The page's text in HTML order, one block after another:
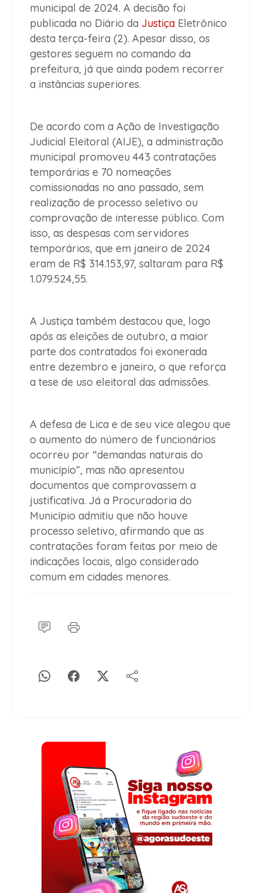
municipal de 2024. A decisão foi
publicada no Diário da Justiça Eletrônico
desta terça-feira (2). Apesar disso, os
gestores seguem no comando da
prefeitura, já que ainda podem recorrer
a instâncias superiores.
De acordo com a Ação de Investigação
Judicial Eleitoral (AIJE), a administração
municipal promoveu 443 contratações
temporárias e 70 nomeações
comissionadas no ano passado, sem
realização de processo seletivo ou
comprovação de interesse público. Com
isso, as despesas com servidores
temporários, que em janeiro de 2024
eram de R$ 314.153,97, saltaram para R$
1.079.524,55.
A Justiça também destacou que, logo
após as eleições de outubro, a maior
parte dos contratados foi exonerada
entre dezembro e janeiro, o que reforça
a tese de uso eleitoral das admissões.
A defesa de Lica e de seu vice alegou que
o aumento do número de funcionários
ocorreu por “demandas naturais do
município”, mas não apresentou
documentos que comprovassem a
justificativa. Já a Procuradoria do
Município admitiu que não houve
processo seletivo, afirmando que as
contratações foram feitas por meio de
indicações locais, algo considerado
comum em cidades menores.